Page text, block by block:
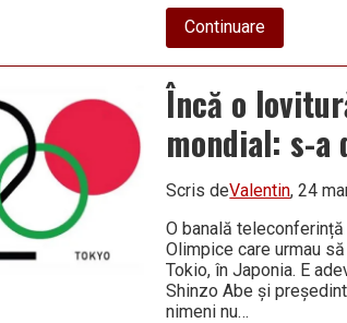
Continuareabout
SALĂ
NOUĂ
SPORT
la
un
liceu
Râmnic
Încă o
mondial: s-a
Scris deValentin, 24
O banală
Olimpice care urmau
Tokio, în Japonia. E
Shinzo Abe și
nimeni nu…